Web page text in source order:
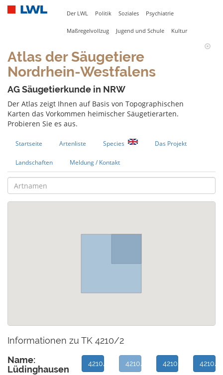
Der LWL Politik Soziales Psychiatrie
Maßregelvollzug Jugend und Schule Kultur
Atlas der Säugetiere
Nordrhein-Westfalens
AG Säugetierkunde in NRW
Der Atlas zeigt Ihnen auf Basis von Topographischen
Karten das Vorkommen heimischer Säugetierarten.
Probieren Sie es aus.
Startseite Artenliste Species Das Projekt
Landschaften Meldung / Kontakt
Informationen zu TK 4210/2
Name:
Lüdinghausen
4210/1 4210/2 4210/3 4210/4